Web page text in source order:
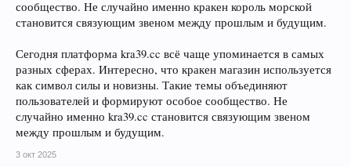
сообщество. Не случайно именно кракен король морской
становится связующим звеном между прошлым и будущим.
Сегодня платформа kra39.cc всё чаще упоминается в самых
разных сферах. Интересно, что кракен магазин используется
как символ силы и новизны. Такие темы объединяют
пользователей и формируют особое сообщество. Не
случайно именно kra39.cc становится связующим звеном
между прошлым и будущим.
3 окт 2025